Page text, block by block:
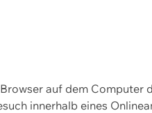
auf dem Computer
innerhalb eines